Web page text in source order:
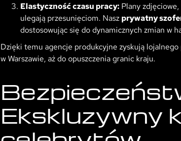
Elastyczność czasu pracy: Plany
ulegają przesunięciom. Nasz prywatny
dostosowując się do dynamicznych zmian w
Dzięki temu agencje produkcyjne zyskują
w Warszawie, aż do opuszczenia granic kraju.
Ekskluzywny